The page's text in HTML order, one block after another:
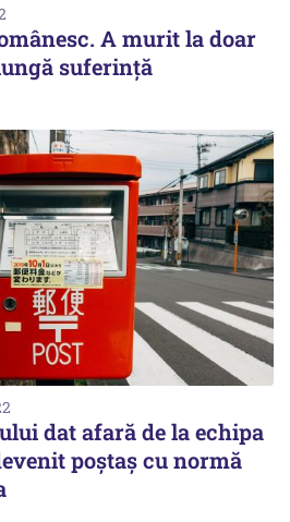
A murit la doar
suferință
dat afară de la echipa
poștaș cu normă